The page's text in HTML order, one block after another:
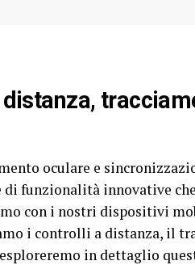
oculare e
di funzionalità innovative
con i nostri dispositivi
i controlli a distanza, il
in dettaglio